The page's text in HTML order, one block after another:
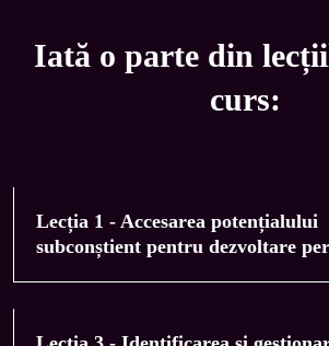
Iată o parte din
curs:
Lecția 1 - Accesarea potențialului
subconștient pentru dezvoltare